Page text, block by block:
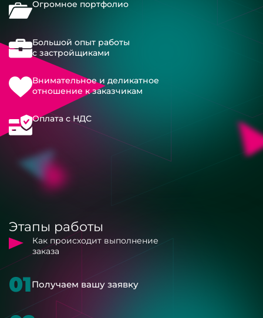
Огромное портфолио
Большой опыт работы
с застройщиками
Внимательное и деликатное
отношение к заказчикам
Оплата с НДС
Этапы работы
Как происходит выполнение
заказа
01Получаем вашу заявку